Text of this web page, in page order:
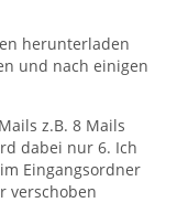
herunterladen
und nach einigen
z.B. 8 Mails
dabei nur 6. Ich
Eingangsordner
verschoben